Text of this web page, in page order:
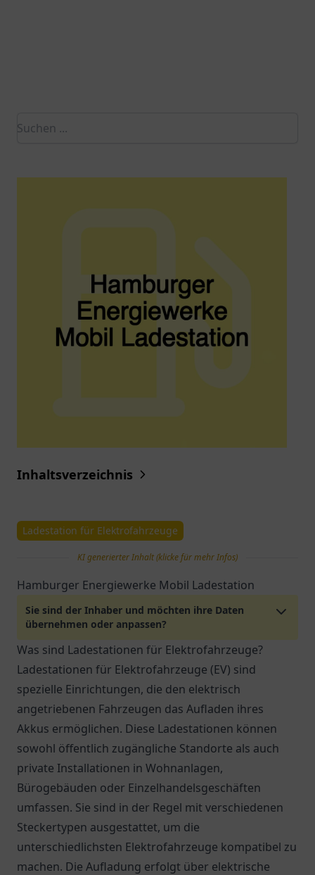
Inhaltsverzeichnis
Ladestation für Elektrofahrzeuge
KI generierter Inhalt (klicke für mehr Infos)
Hamburger Energiewerke Mobil Ladestation
Sie sind der Inhaber und möchten ihre Daten
übernehmen oder anpassen?
Was sind Ladestationen für Elektrofahrzeuge?
Ladestationen für Elektrofahrzeuge (EV) sind
spezielle Einrichtungen, die den elektrisch
angetriebenen Fahrzeugen das Aufladen ihres
Akkus ermöglichen. Diese Ladestationen können
sowohl öffentlich zugängliche Standorte als auch
private Installationen in Wohnanlagen,
Bürogebäuden oder Einzelhandelsgeschäften
umfassen. Sie sind in der Regel mit verschiedenen
Steckertypen ausgestattet, um die
unterschiedlichsten Elektrofahrzeuge kompatibel zu
machen. Die Aufladung erfolgt über elektrische